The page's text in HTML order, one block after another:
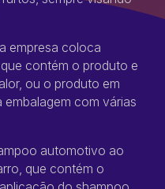
empresa coloca
contém o produto e
ou o produto em
embalagem com várias
automotivo ao
que contém o